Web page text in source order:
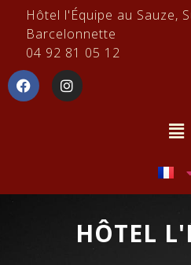
Hôtel l'Équipe au Sauze,
Barcelonnette
04 92 81 05 12
HÔTEL